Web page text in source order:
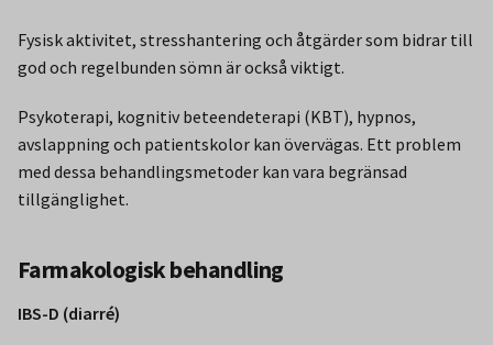
Fysisk aktivitet, stresshantering och åtgärder som bidrar till
god och regelbunden sömn är också viktigt.
Psykoterapi, kognitiv beteendeterapi (KBT), hypnos,
avslappning och patientskolor kan övervägas. Ett problem
med dessa behandlingsmetoder kan vara begränsad
tillgänglighet.
Farmakologisk behandling
IBS-D (diarré)